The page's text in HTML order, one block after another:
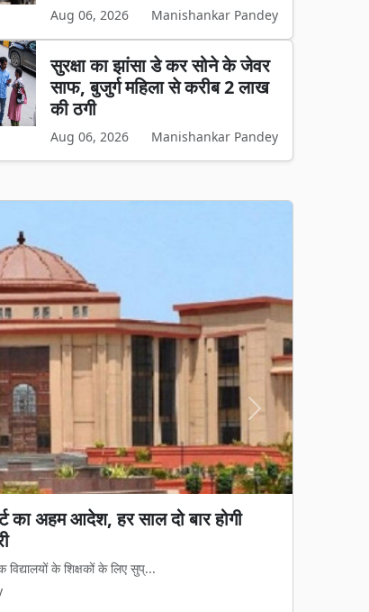
Aug 06, 2026 Manishankar Pandey
सुरक्षा का झांसा डे कर सोने के जेवर
साफ, बुजुर्ग महिला से करीब 2 लाख
की ठगी
Aug 06, 2026 Manishankar Pandey
का अहम आदेश, हर साल दो बार होगी
के शिक्षकों के लिए सुप्...
अवैध धर्मांतरण पर सख्त शिकंजा, गृह
डर दिखेगा'
नया कानूनी ढांचा पूरी तरह ...
Next